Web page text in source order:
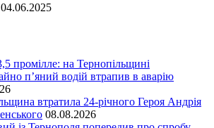
04.06.2025
промілле: на Тернопільщині
п’яний водій втрапив в аварію
втратила 24-річного Героя Андрія
08.08.2026